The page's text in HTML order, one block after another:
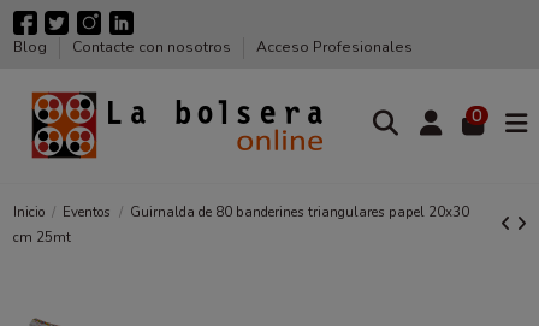
Blog Contacte con nosotros Acceso Profesionales
0
Inicio Eventos
Guirnalda de 80 banderines triangulares papel 20x30
cm 25mt